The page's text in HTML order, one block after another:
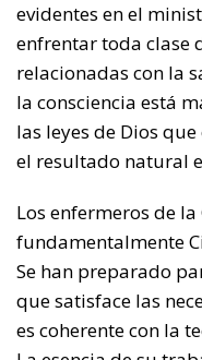
evidentes en el
enfrentar toda clase
relacionadas con la
la consciencia está
las leyes de Dios
el resultado natural
Los enfermeros de
fundamentalmente
Se han preparado
que satisface las
es coherente con la